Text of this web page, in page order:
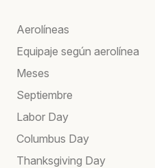
Aerolíneas
Equipaje según aerolínea
Meses
Septiembre
Labor Day
Columbus Day
Thanksgiving Day